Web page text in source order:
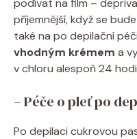
příjemnější, když se
také na po depilační
vhodným krémem a
v chloru alespoň 24
– Péče o pleť po
Po depilaci cukrovou